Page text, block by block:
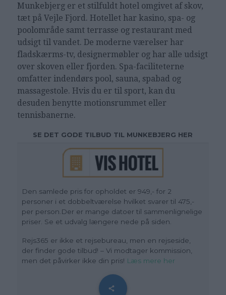
Munkebjerg er et stilfuldt hotel omgivet af skov,
tæt på Vejle Fjord. Hotellet har kasino, spa- og
poolområde samt terrasse og restaurant med
udsigt til vandet. De moderne værelser har
fladskærms-tv, designermøbler og har alle udsigt
over skoven eller fjorden. Spa-faciliteterne
omfatter indendørs pool, sauna, spabad og
massagestole. Hvis du er til sport, kan du
desuden benytte motionsrummet eller
tennisbanerne.
SE DET GODE TILBUD TIL MUNKEBJERG HER
Den samlede pris for opholdet er 949,- for 2
personer i et dobbeltværelse hvilket svarer til 475,-
per person.Der er mange datoer til sammenlignelige
priser. Se et udvalg længere nede på siden.
Rejs365 er ikke et rejsebureau, men en rejseside,
der finder gode tilbud! – Vi modtager kommission,
men det påvirker ikke din pris! Læs mere her